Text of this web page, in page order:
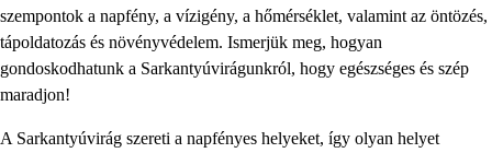
szempontok a napfény, a vízigény, a hőmérséklet, valamint az öntözés,
tápoldatozás és növényvédelem. Ismerjük meg, hogyan
gondoskodhatunk a Sarkantyúvirágunkról, hogy egészséges és szép
maradjon!
A Sarkantyúvirág szereti a napfényes helyeket, így olyan helyet